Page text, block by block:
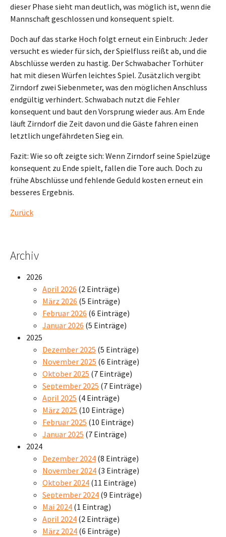
dieser Phase sieht man deutlich, was möglich ist, wenn die
Mannschaft geschlossen und konsequent spielt.
Doch auf das starke Hoch folgt erneut ein Einbruch: Jeder
versucht es wieder für sich, der Spielfluss reißt ab, und die
Abschlüsse werden zu hastig. Der Schwabacher Torhüter
hat mit diesen Würfen leichtes Spiel. Zusätzlich vergibt
Zirndorf zwei Siebenmeter, was den möglichen Anschluss
endgültig verhindert. Schwabach nutzt die Fehler
konsequent und baut den Vorsprung wieder aus. Am Ende
läuft Zirndorf die Zeit davon und die Gäste fahren einen
letztlich ungefährdeten Sieg ein.
Fazit: Wie so oft zeigte sich: Wenn Zirndorf seine Spielzüge
konsequent zu Ende spielt, fallen die Tore auch. Doch zu
frühe Abschlüsse und fehlende Geduld kosten erneut ein
besseres Ergebnis.
Zurück
Archiv
2026
April 2026 (2 Einträge)
März 2026 (5 Einträge)
Februar 2026 (6 Einträge)
Januar 2026 (5 Einträge)
2025
Dezember 2025 (5 Einträge)
November 2025 (6 Einträge)
Oktober 2025 (7 Einträge)
September 2025 (7 Einträge)
April 2025 (4 Einträge)
März 2025 (10 Einträge)
Februar 2025 (10 Einträge)
Januar 2025 (7 Einträge)
2024
Dezember 2024 (8 Einträge)
November 2024 (3 Einträge)
Oktober 2024 (11 Einträge)
September 2024 (9 Einträge)
Mai 2024 (1 Eintrag)
April 2024 (2 Einträge)
März 2024 (6 Einträge)